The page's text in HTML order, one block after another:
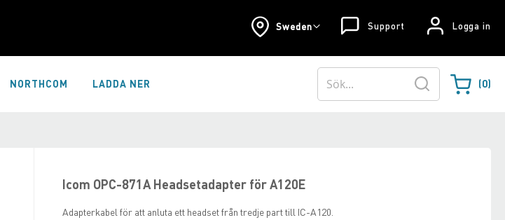
Logga in
Support
Sweden
NORTHCOM LADDA NER Varukorgen
0
Sök
Icom OPC-871A Headsetadapter för A120E
Adapterkabel för att anluta ett headset från tredje part till IC-A120.